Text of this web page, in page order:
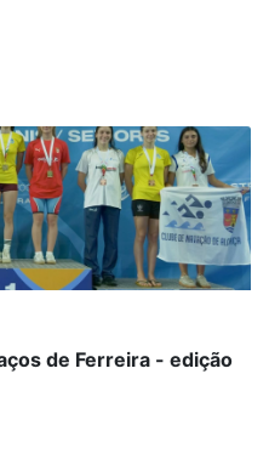
de Ferreira - edição